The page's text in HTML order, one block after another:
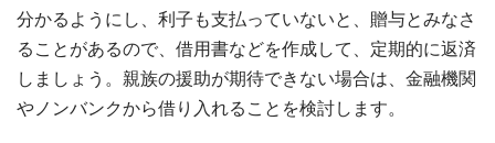
分かるようにし、利子も支払っていないと、贈与とみなさ
ることがあるので、借用書などを作成して、定期的に返済
しましょう。親族の援助が期待できない場合は、金融機関
やノンバンクから借り入れることを検討します。